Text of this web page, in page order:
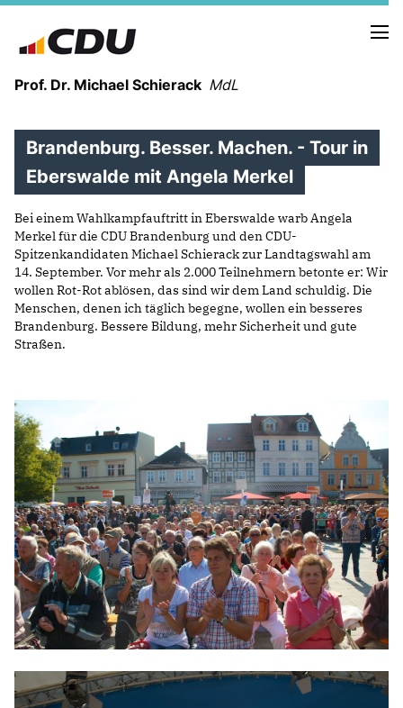
Prof. Dr. Michael Schierack MdL
NEUIGKEITEN
TERMINE
LEBENSLAUF
HEIMAT UND WERTE
AUSBILDUNG UND WEGMARKEN
BERUFUNG UND MENSCH
IDENTITÄT
MEINE 10 PUNKTE
PRAKTIKUM
LINKS
Brandenburg. Besser. Machen. - Tour in
Eberswalde mit Angela Merkel
Bei einem Wahlkampfauftritt in Eberswalde warb Angela
Merkel für die CDU Brandenburg und den CDU-
Spitzenkandidaten Michael Schierack zur Landtagswahl am
14. September. Vor mehr als 2.000 Teilnehmern betonte er: Wir
wollen Rot-Rot ablösen, das sind wir dem Land schuldig. Die
Menschen, denen ich täglich begegne, wollen ein besseres
Brandenburg. Bessere Bildung, mehr Sicherheit und gute
Straßen.